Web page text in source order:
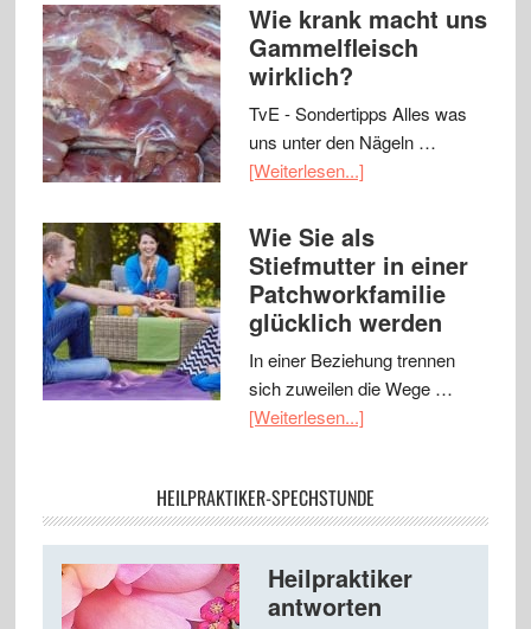
Wie krank macht uns
Gammelfleisch
wirklich?
TvE - Sondertipps Alles was
uns unter den Nägeln …
[Weiterlesen...]
Wie Sie als
Stiefmutter in einer
Patchworkfamilie
glücklich werden
In einer Beziehung trennen
sich zuweilen die Wege …
[Weiterlesen...]
HEILPRAKTIKER-SPECHSTUNDE
Heilpraktiker
antworten